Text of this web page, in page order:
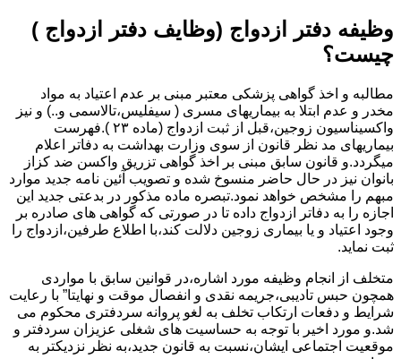
وظیفه دفتر ازدواج (وظایف دفتر ازدواج )
چیست؟
مطالبه و اخذ گواهی پزشکی معتبر مبنی بر عدم اعتیاد به مواد
مخدر و عدم ابتلا به بیماریهای مسری ( سیفلیس،تالاسمی و..) و نیز
واکسیناسیون زوجین،قبل از ثبت ازدواج (ماده ۲۳ ).فهرست
بیماریهای مد نظر قانون از سوی وزارت بهداشت به دفاتر اعلام
میگردد.و قانون سابق مبنی بر اخذ گواهی تزریق واکسن ضد کزاز
بانوان نیز در حال حاضر منسوخ شده و تصویب آئین نامه جدید موارد
مبهم را مشخص خواهد نمود.تبصره ماده مذکور در بدعتی جدید این
اجازه را به دفاتر ازدواج داده تا در صورتی که گواهی های صادره بر
وجود اعتیاد و یا بیماری زوجین دلالت کند،با اطلاع طرفین،ازدواج را
ثبت نماید.
متخلف از انجام وظیفه مورد اشاره،در قوانین سابق با مواردی
همچون حبس تادیبی،جریمه نقدی و انفصال موقت و نهایتا” با رعایت
شرایط و دفعات ارتکاب تخلف به لغو پروانه سردفتری محکوم می
شد.و مورد اخیر با توجه به حساسیت های شغلی عزیزان سردفتر و
موقعیت اجتماعی ایشان،نسبت به قانون جدید،به نظر نزدیکتر به